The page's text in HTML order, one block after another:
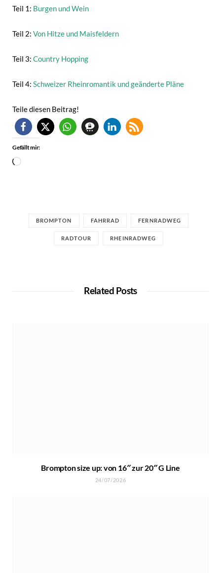
Teil 1: Burgen und Wein
Teil 2: Von Hitze und Maisfeldern
Teil 3: Country Hopping
Teil 4: Schweizer Rheinromantik und geänderte Pläne
Teile diesen Beitrag!
Gefällt mir:
Wird
BROMPTON FAHRRAD FERNRADWEG
RADTOUR RHEINRADWEG
Related Posts
Brompton size up: von 16″ zur 20″ G Line
24/07/2026